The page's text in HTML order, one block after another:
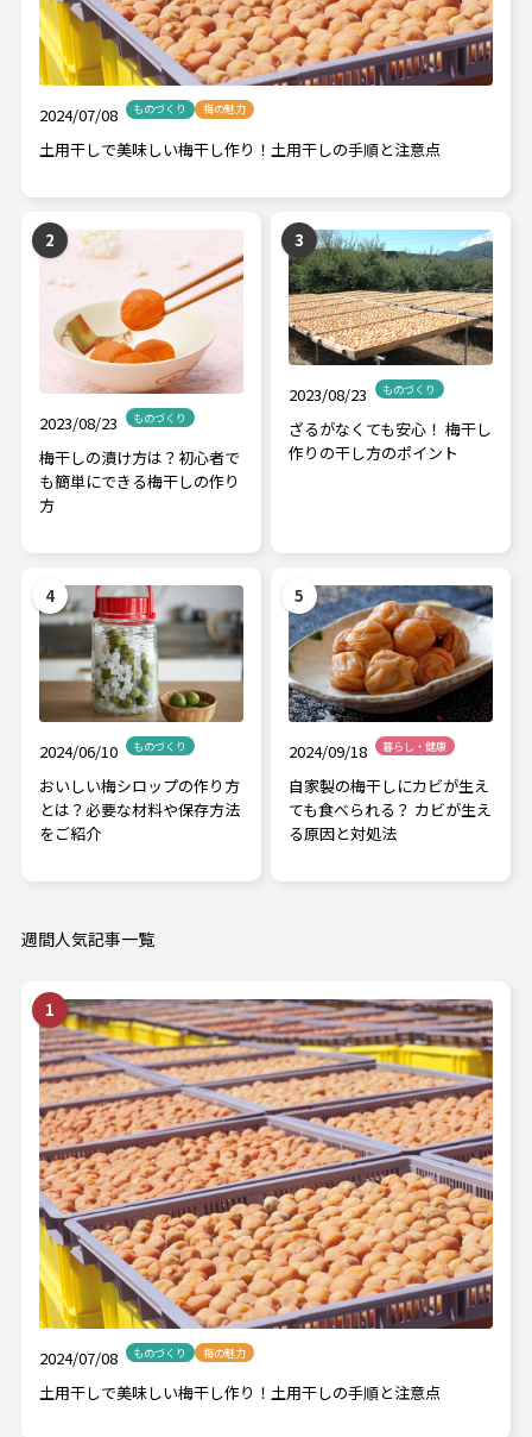
2024/07/08 ものづくり 梅の魅力
土用干しで美味しい梅干し作り！土用干しの手順と注意点
2023/08/23 ものづくり
梅干しの漬け方は？初心者で
も簡単にできる梅干しの作り
方
2023/08/23 ものづくり
ざるがなくても安心！ 梅干し
作りの干し方のポイント
2024/06/10 ものづくり
おいしい梅シロップの作り方
とは？必要な材料や保存方法
をご紹介
2024/09/18 暮らし・健康
自家製の梅干しにカビが生え
ても食べられる？ カビが生え
る原因と対処法
週間人気記事一覧
2024/07/08 ものづくり 梅の魅力
土用干しで美味しい梅干し作り！土用干しの手順と注意点